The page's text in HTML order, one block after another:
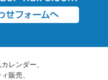
レンダー、
販売、